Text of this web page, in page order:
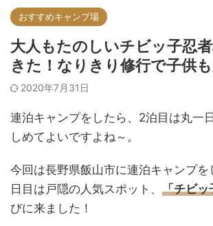
おすすめキャンプ場
大人もたのしいチビッ子忍
きた！なりきり修行で子供も
2020年7月31日
連泊キャンプをしたら、2泊目は丸一
しめてよいですよね～。
今回は長野県飯山市に連泊キャンプを
日目は戸隠の人気スポット、 「チビッ
びに来ました！